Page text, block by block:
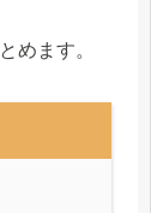
めます。